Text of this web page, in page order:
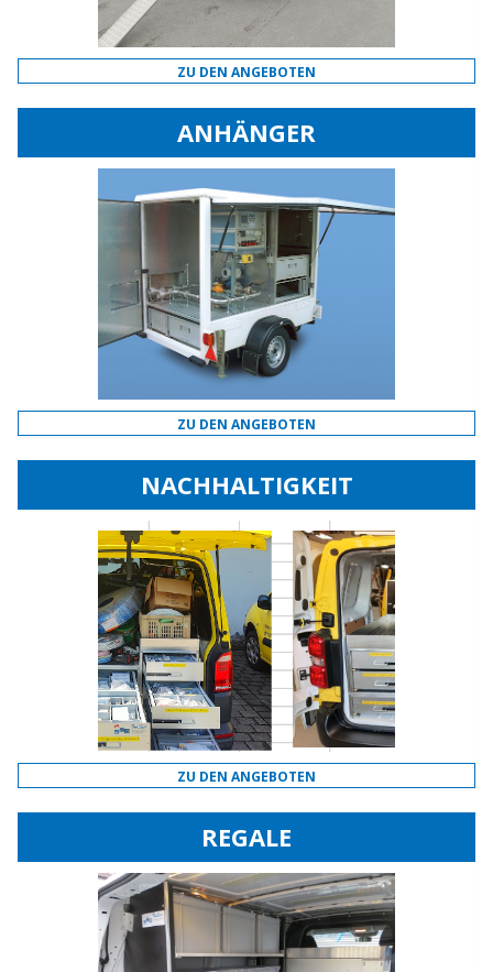
ZU DEN ANGEBOTEN
ANHÄNGER
ZU DEN ANGEBOTEN
NACHHALTIGKEIT
ZU DEN ANGEBOTEN
REGALE